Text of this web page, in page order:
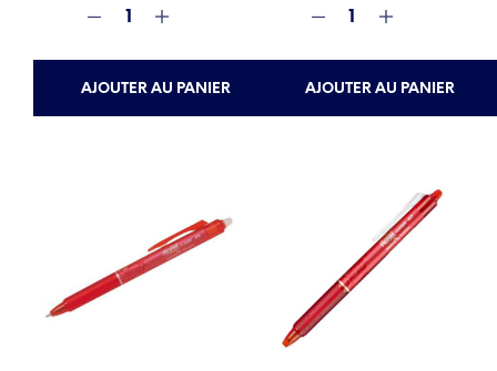
AJOUTER AU PANIER AJOUTER AU PANIER